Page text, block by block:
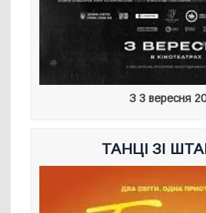
З 3 вересня
ТАНЦІ ЗІ